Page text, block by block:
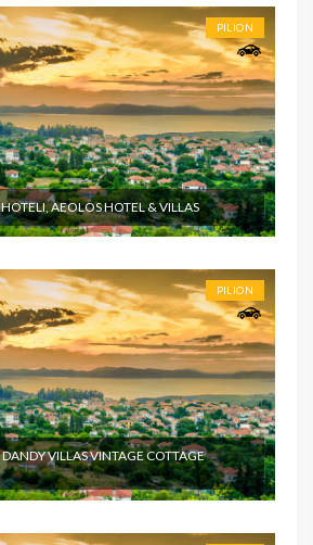
PILION
AEOLOS HOTEL & VILLAS
PILION
VILLAS VINTAGE COTTAGE